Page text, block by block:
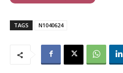
TAGS N1040624